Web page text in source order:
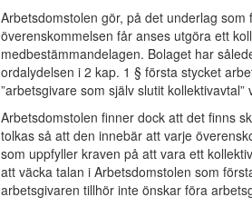
Arbetsdomstolen gör, på det underlag
överenskommelsen får anses utgöra ett
medbestämmandelagen. Bolaget har
ordalydelsen i 2 kap. 1 § första stycket
”arbetsgivare som själv slutit kollektivavtal”
Arbetsdomstolen finner dock att det finns
tolkas så att den innebär att varje
som uppfyller kraven på att vara ett
att väcka talan i Arbetsdomstolen som
arbetsgivaren tillhör inte önskar föra